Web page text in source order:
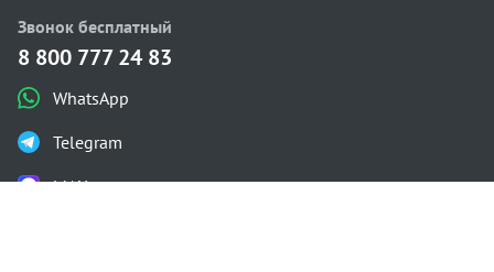
Звонок бесплатный
8 800 777 24 83
WhatsApp
Telegram
MAX